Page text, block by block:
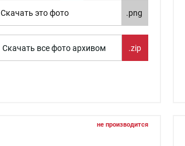
Скачать это фото .png
Скачать все фото архивом .zip
не производится